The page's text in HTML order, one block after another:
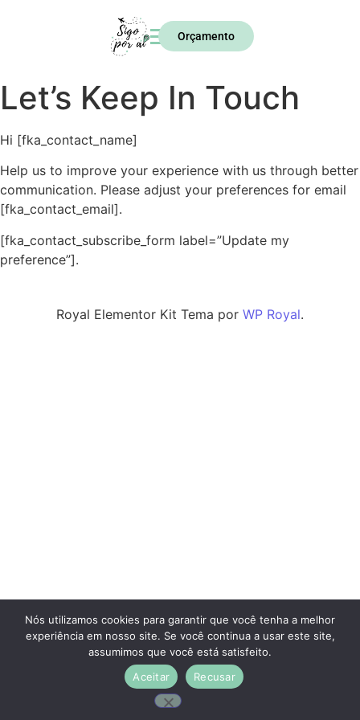
Orçamento
Let’s Keep In Touch
Hi [fka_contact_name]
Help us to improve your experience with us through better
communication. Please adjust your preferences for email
[fka_contact_email].
[fka_contact_subscribe_form label=”Update my
preference”].
Royal Elementor Kit Tema por WP Royal.
Nós utilizamos cookies para garantir que você tenha a melhor
experiência em nosso site. Se você continua a usar este site,
assumimos que você está satisfeito.
Aceitar
Recusar